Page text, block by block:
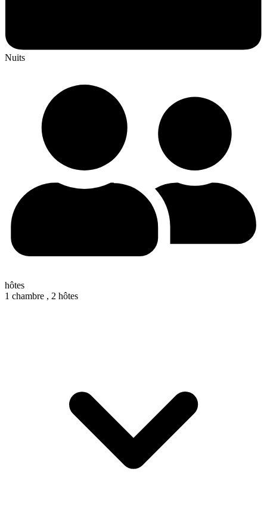
Nuits
hôtes
1 chambre , 2 hôtes